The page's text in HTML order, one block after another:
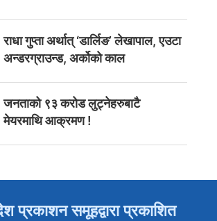
राधा गुप्ता अर्थात् ‘डार्लिङ’ लेखापाल, एउटा
अन्डरग्राउन्ड, अर्कोको काल
जनताको ९३ करोड लुट्नेहरुबाटै
मेयरमाथि आक्रमण !
प्रकाशन समूहद्वारा प्रकाशित